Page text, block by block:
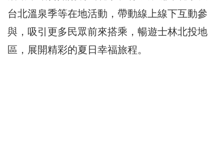
台北溫泉季等在地活動，帶動線上線下互動參
與，吸引更多民眾前來搭乘，暢遊士林北投地
區，展開精彩的夏日幸福旅程。